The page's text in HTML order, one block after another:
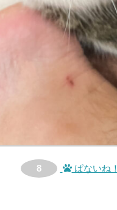
8 ぱないね！